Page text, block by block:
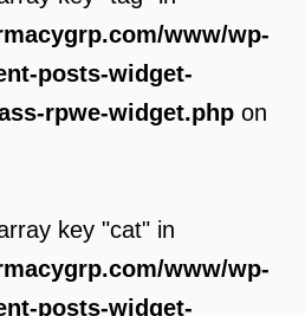
www/wp-
posts-widget-
rpwe-widget.php on
key "cat" in
www/wp-
posts-widget-